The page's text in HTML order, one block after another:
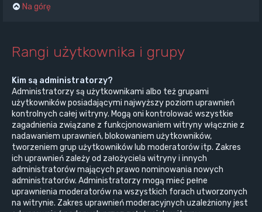
Na górę
Rangi użytkownika i grupy
Kim są administratorzy?
Administratorzy są użytkownikami albo też grupami
użytkowników posiadającymi najwyższy poziom uprawnień
kontrolnych całej witryny. Mogą oni kontrolować wszystkie
zagadnienia związane z funkcjonowaniem witryny włącznie z
nadawaniem uprawnień, blokowaniem użytkowników,
tworzeniem grup użytkowników lub moderatorów itp. Zakres
ich uprawnień zależy od założyciela witryny i innych
administratorów mających prawo nominowania nowych
administratorów. Administratorzy mogą mieć pełne
uprawnienia moderatorów na wszystkich forach utworzonych
na witrynie. Zakres uprawnień moderacyjnych uzależniony jest